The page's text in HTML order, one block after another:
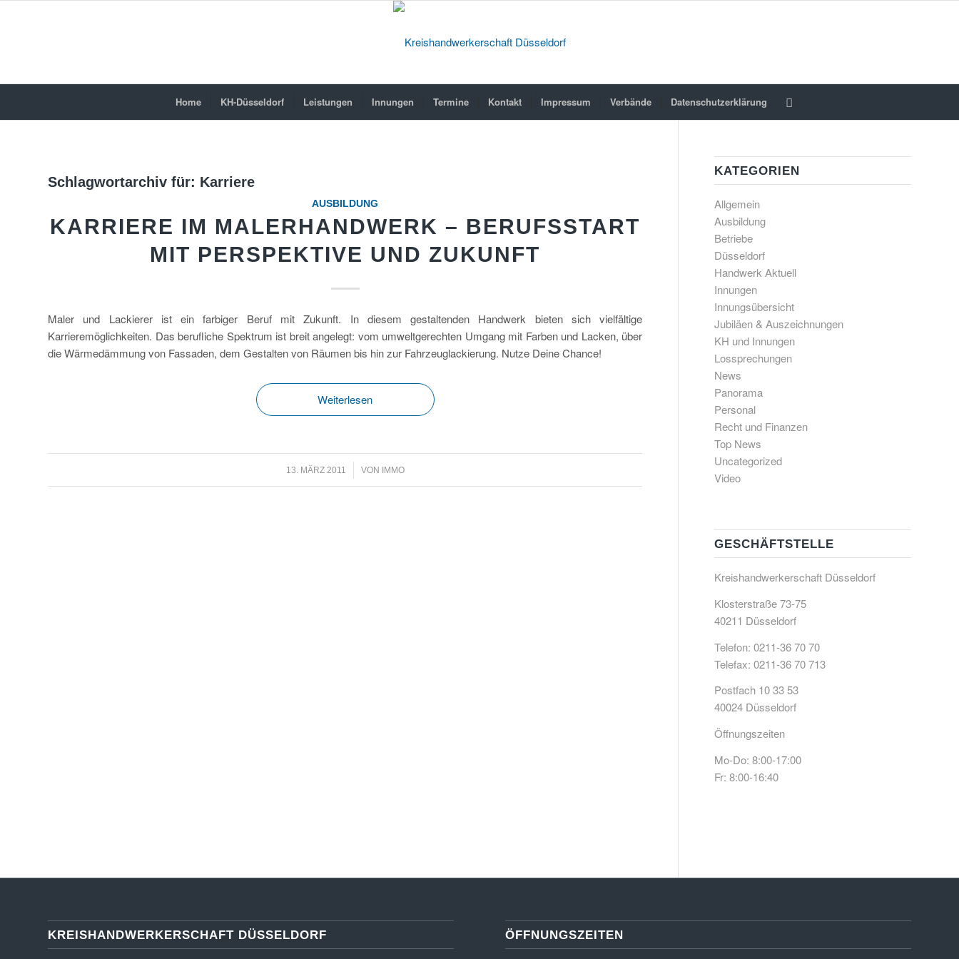
Home KH-Düsseldorf Leistungen Innungen Termine Kontakt Impressum Verbände Datenschutzerklärung
Schlagwortarchiv für: Karriere
AUSBILDUNG
KARRIERE IM MALERHANDWERK – BERUFSSTART
MIT PERSPEKTIVE UND ZUKUNFT
Maler und Lackierer ist ein farbiger Beruf mit Zukunft. In diesem gestaltenden Handwerk bieten sich vielfältige
Karrieremöglichkeiten. Das berufliche Spektrum ist breit angelegt: vom umweltgerechten Umgang mit Farben und Lacken, über
die Wärmedämmung von Fassaden, dem Gestalten von Räumen bis hin zur Fahrzeuglackierung. Nutze Deine Chance!
Weiterlesen
13. MÄRZ 2011
/ VON IMMO
KATEGORIEN
Allgemein
Ausbildung
Betriebe
Düsseldorf
Handwerk Aktuell
Innungen
Innungsübersicht
Jubiläen & Auszeichnungen
KH und Innungen
Lossprechungen
News
Panorama
Personal
Recht und Finanzen
Top News
Uncategorized
Video
GESCHÄFTSTELLE
Kreishandwerkerschaft Düsseldorf
Klosterstraße 73-75
40211 Düsseldorf
Telefon: 0211-36 70 70
Telefax: 0211-36 70 713
Postfach 10 33 53
40024 Düsseldorf
Öffnungszeiten
Mo-Do: 8:00-17:00
Fr: 8:00-16:40
KREISHANDWERKERSCHAFT DÜSSELDORF ÖFFNUNGSZEITEN